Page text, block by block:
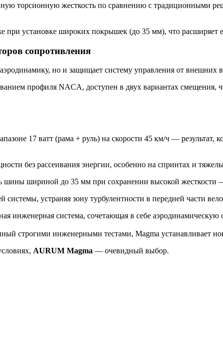
торсионную жесткость по сравнению с традиционными
при установке широких покрышек (до 35 мм), что расширяет
сопротивления
но и защищает систему управления от внешних
профиля NACA, доступен в двух вариантах смещения,
17 ватт (рама + руль) на скорости 45 км/ч —
без рассеивания энергии, особенно на спринтах и
шины шириной до 35 мм при сохранении высокой жесткости
устраняя зону турбулентности в передней части
инженерная система, сочетающая в себе
строгими инженерными тестами, Magma устанавливает
AURUM Magma — очевидный выбор.